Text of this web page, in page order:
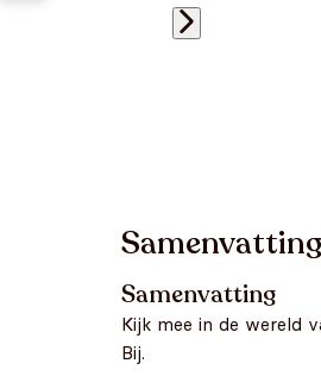
Samenvatting
Samenvatting
Kijk mee in de wereld
Bij.